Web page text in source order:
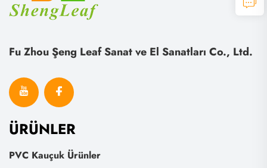
Fu Zhou Şeng Leaf Sanat ve El Sanatları Co., Ltd.
ÜRÜNLER
PVC Kauçuk Ürünler